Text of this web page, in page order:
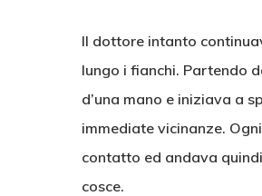
Il dottore intanto
lungo i fianchi. Partendo
d’una mano e iniziava a
immediate vicinanze.
contatto ed andava
cosce.